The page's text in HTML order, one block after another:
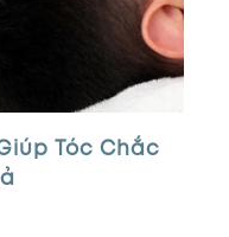
Tóc Chắc